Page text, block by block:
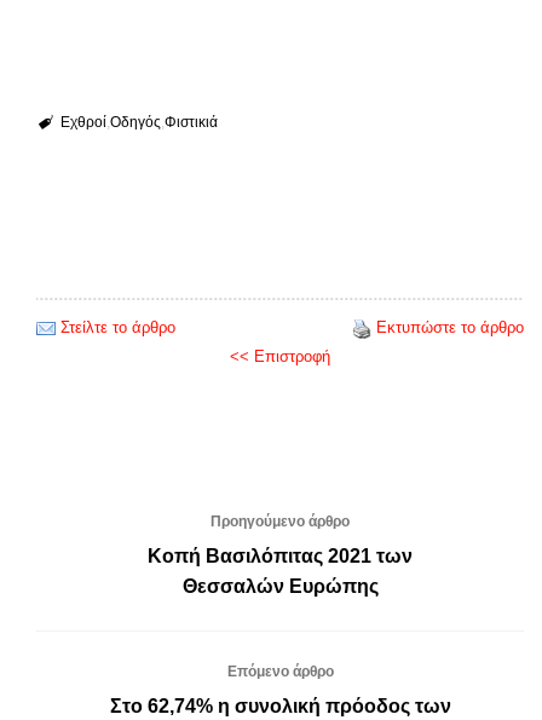
Εχθροί Οδηγός Φιστικιά
Στείλτε το άρθρο
Εκτυπώστε το άρθρο
<< Επιστροφή
Προηγούμενο άρθρο
Κοπή Βασιλόπιτας 2021 των
Θεσσαλών Ευρώπης
Επόμενο άρθρο
Στο 62,74% η συνολική πρόοδος των